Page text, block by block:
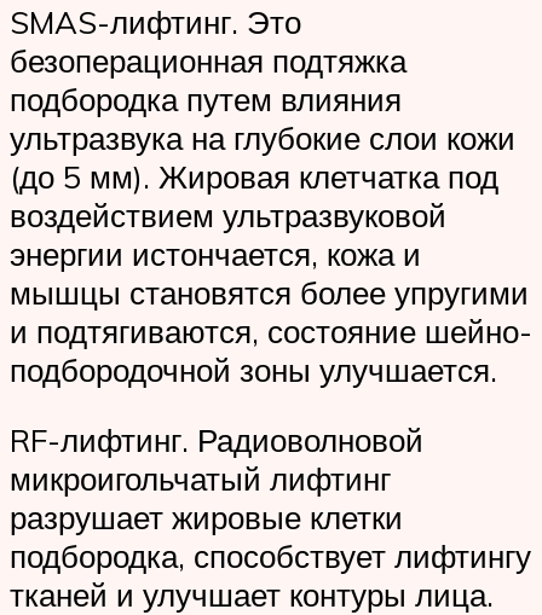
SMAS-лифтинг. Это
безоперационная подтяжка
подбородка путем влияния
ультразвука на глубокие слои кожи
(до 5 мм). Жировая клетчатка под
воздействием ультразвуковой
энергии истончается, кожа и
мышцы становятся более упругими
и подтягиваются, состояние шейно-
подбородочной зоны улучшается.
RF-лифтинг. Радиоволновой
микроигольчатый лифтинг
разрушает жировые клетки
подбородка, способствует лифтингу
тканей и улучшает контуры лица.